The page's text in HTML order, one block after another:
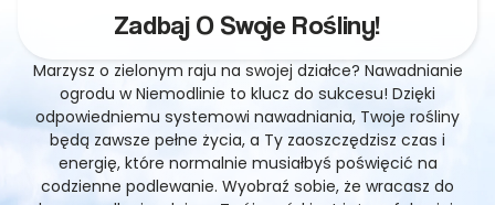
Zadbaj O Swoje Rośliny!
Marzysz o zielonym raju na swojej działce? Nawadnianie
ogrodu w Niemodlinie to klucz do sukcesu! Dzięki
odpowiedniemu systemowi nawadniania, Twoje rośliny
będą zawsze pełne życia, a Ty zaoszczędzisz czas i
energię, które normalnie musiałbyś poświęcić na
codzienne podlewanie. Wyobraź sobie, że wracasz do